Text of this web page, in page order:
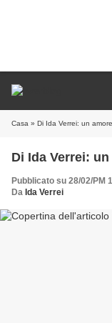
Casa » Di Ida Verrei: un
Di Ida Verrei:
Pubblicato su 28/02/PM
Da Ida Verrei